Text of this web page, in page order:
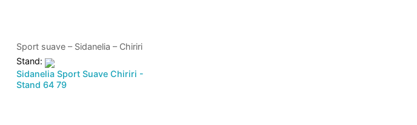
Sport suave – Sidanelia – Chiriri
Stand:
Sidanelia Sport Suave Chiriri -
Stand 64 79